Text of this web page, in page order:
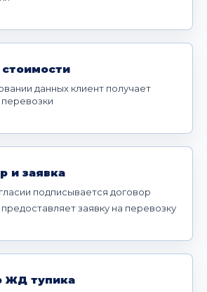
данных клиент получает
и заявка
подписывается договор
заявку на перевозку
ЖД тупика